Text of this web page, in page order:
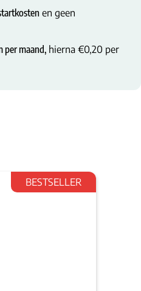
en geen
per maand, hierna €0,20 per
BESTSELLER